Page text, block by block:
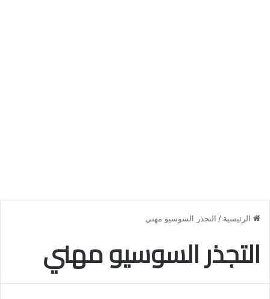
الرئيسية / التجذر السوسيو مهني
التجذر السوسيو مهني